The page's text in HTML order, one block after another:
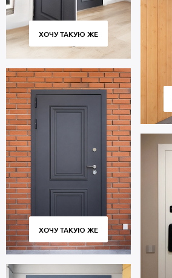
ХОЧУ ТАКУЮ ЖЕ
ХОЧУ ТАКУЮ ЖЕ